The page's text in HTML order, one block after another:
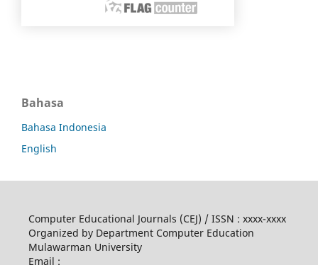
Bahasa
Bahasa Indonesia
English
Computer Educational Journals (CEJ) / ISSN : xxxx-xxxx
Organized by Department Computer Education
Mulawarman University
Email :